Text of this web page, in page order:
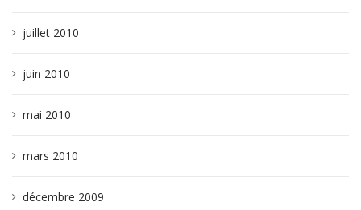
juillet 2010
juin 2010
mai 2010
mars 2010
décembre 2009